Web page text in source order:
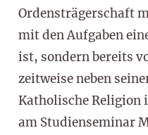
Ordensträgerschaft
mit den Aufgaben
ist, sondern bereits
zeitweise neben
Katholische Religion
am Studienseminar